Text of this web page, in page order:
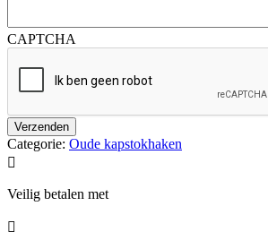
CAPTCHA
Categorie: Oude kapstokhaken

Veilig betalen met
